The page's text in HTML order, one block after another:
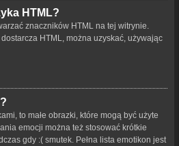
HTML?
znaczników HTML na tej witrynie.
HTML, można uzyskać, używając
to małe obrazki, które mogą być użyte
emocji można też stosować krótkie
gdy :( smutek. Pełna lista emotikon jest